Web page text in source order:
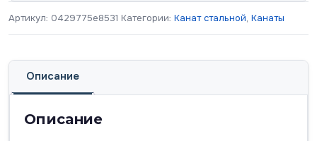
Артикул: 0429775e8531 Категории: Канат стальной, Канаты
Описание
Описание